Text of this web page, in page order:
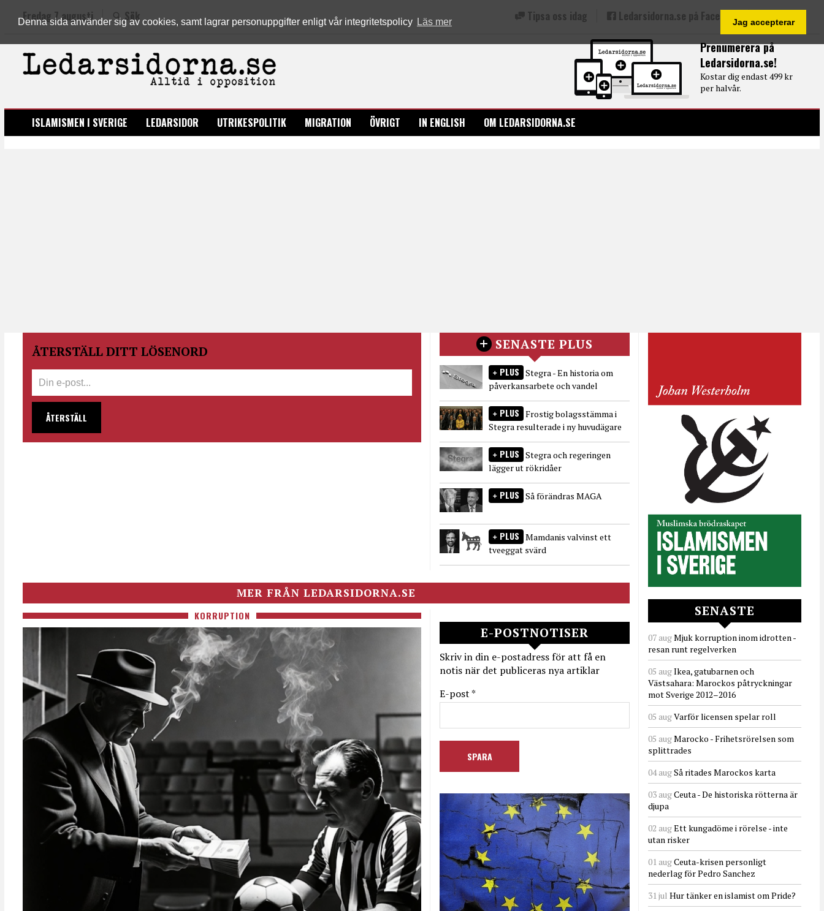
Denna sida använder sig av cookies, samt lagrar personuppgifter enligt vår integritetspolicy Läs mer Jag accepterar
Prenumerera på
Ledarsidorna.se!
Kostar dig endast 499 kr
per halvår.
Fredag 7 augusti Sök Tipsa oss idag Ledarsidorna.se på Facebook
LEDARSIDORNA.SE
ISLAMISMEN I SVERIGE LEDARSIDOR UTRIKESPOLITIK MIGRATION ÖVRIGT IN ENGLISH OM LEDARSIDORNA.SE
ÅTERSTÄLL DITT LÖSENORD
ÅTERSTÄLL
SENASTE PLUS
PLUS Stegra - En historia om
påverkansarbete och vandel
PLUS Frostig bolagsstämma i
Stegra resulterade i ny huvudägare
PLUS Stegra och regeringen
lägger ut rökridåer
PLUS Så förändras MAGA
PLUS Mamdanis valvinst ett
tveeggat svärd
MER FRÅN LEDARSIDORNA.SE
KORRUPTION
E-POSTNOTISER
Skriv in din e-postadress för att få en
notis när det publiceras nya artiklar
E-post *
SENASTE
07 augMjuk korruption inom idrotten -
resan runt regelverken
05 augIkea, gatubarnen och
Västsahara: Marockos påtryckningar
mot Sverige 2012–2016
05 augVarför licensen spelar roll
05 augMarocko - Frihetsrörelsen som
splittrades
04 augSå ritades Marockos karta
03 augCeuta - De historiska rötterna är
djupa
02 augEtt kungadöme i rörelse - inte
utan risker
01 augCeuta-krisen personligt
nederlag för Pedro Sanchez
31 jul Hur tänker en islamist om Pride?